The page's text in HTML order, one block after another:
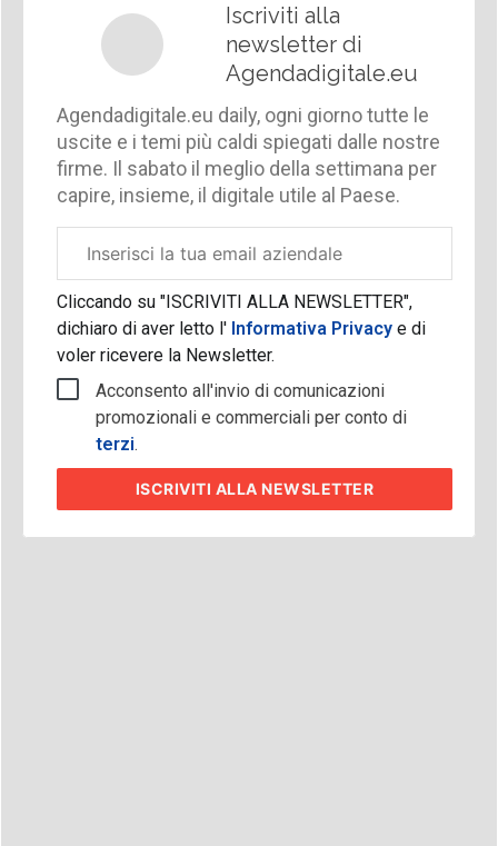
Iscriviti alla
newsletter di
Agendadigitale.eu
Agendadigitale.eu daily, ogni giorno tutte le
uscite e i temi più caldi spiegati dalle nostre
firme. Il sabato il meglio della settimana per
capire, insieme, il digitale utile al Paese.
aziendale
Cliccando su "ISCRIVITI ALLA NEWSLETTER",
dichiaro di aver letto l'Informativa Privacy e di
voler ricevere la Newsletter.
Acconsento all'invio di comunicazioni
promozionali e commerciali per conto di
terzi.
ISCRIVITI ALLA NEWSLETTER